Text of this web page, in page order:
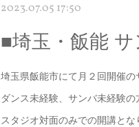
2023.07.05 17:50
■埼玉・飯能
埼玉県飯能市にて月２回開催の
ダンス未経験、サンバ未経験
スタジオ対面のみでの開講とな